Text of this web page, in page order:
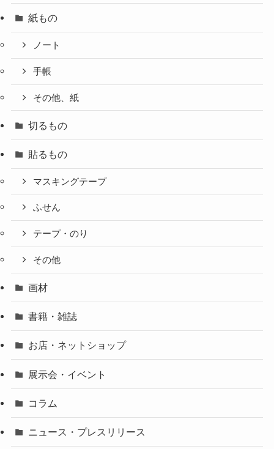
紙もの
ノート
手帳
その他、紙
切るもの
貼るもの
マスキングテープ
ふせん
テープ・のり
その他
画材
書籍・雑誌
お店・ネットショップ
展示会・イベント
コラム
ニュース・プレスリリース